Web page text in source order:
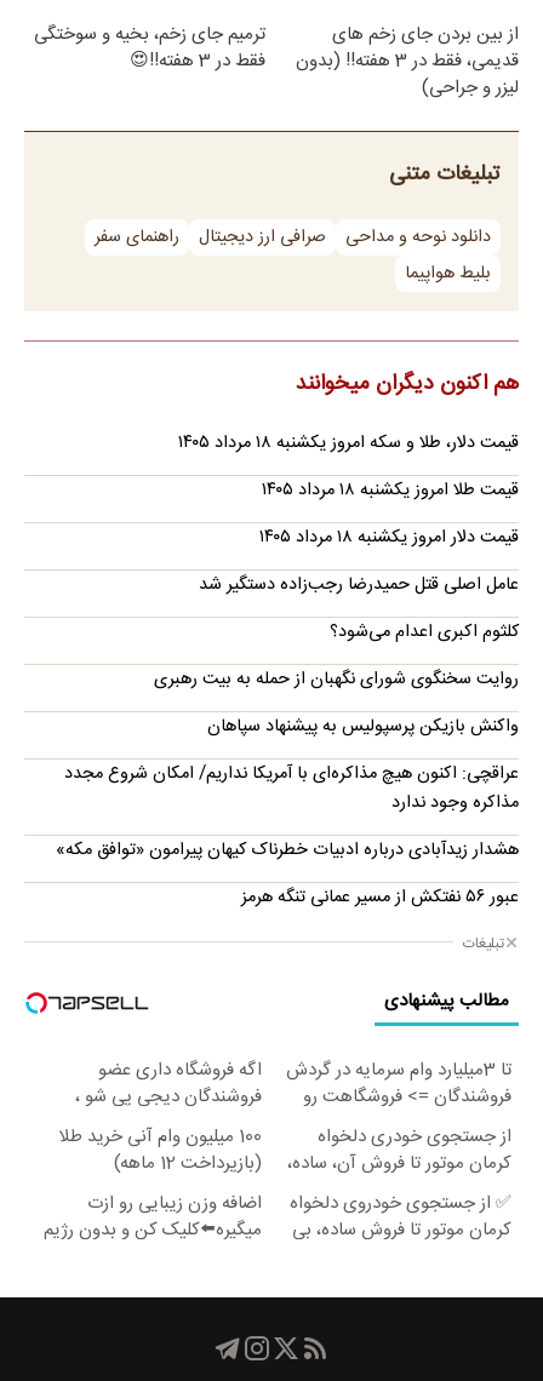
از بین بردن جای زخم های
قدیمی، فقط در 3 هفته!! (بدون
لیزر و جراحی)
ترمیم جای زخم، بخیه و سوختگی
فقط در 3 هفته!!😍
تبلیغات متنی
دانلود نوحه و مداحی صرافی ارز دیجیتال
راهنمای سفر
بلیط هواپیما
هم اکنون دیگران میخوانند
قیمت دلار، طلا و سکه امروز یکشنبه ۱۸ مرداد ۱۴۰۵
قیمت طلا امروز یکشنبه ۱۸ مرداد ۱۴۰۵
قیمت دلار امروز یکشنبه ۱۸ مرداد ۱۴۰۵
عامل اصلی قتل حمیدرضا رجب‌زاده دستگیر شد
کلثوم اکبری اعدام می‌شود؟
روایت سخنگوی شورای نگهبان از حمله به بیت رهبری
واکنش بازیکن پرسپولیس به پیشنهاد سپاهان
عراقچی: اکنون هیچ مذاکره‌ای با آمریکا نداریم/ امکان شروع مجدد
مذاکره وجود ندارد
هشدار زیدآبادی درباره ادبیات خطرناک کیهان پیرامون «توافق مکه»
عبور ۵۶ نفتکش از مسیر عمانی تنگه هرمز
تبلیغات
مطالب پیشنهادی
تا 3میلیارد وام سرمایه در گردش
فروشندگان => فروشگاهت رو
ثبت کن
اگه فروشگاه داری عضو
فروشندگان دیجی پی شو ،
فروش رو بالا ببر
از جستجوی خودری دلخواه
کرمان موتور تا فروش آن، ساده،
بی واسطه و مستقیم
100 میلیون وام آنی خرید طلا
(بازپرداخت 12 ماهه)
✅ از جستجوی خودروی دلخواه
کرمان موتور تا فروش ساده، بی
اضافه وزن زیبایی رو ازت
میگیره⬅️کلیک کن و بدون رژیم